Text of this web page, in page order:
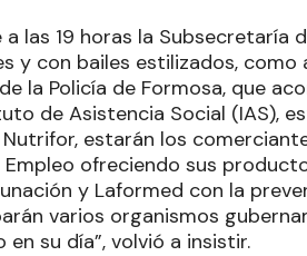
a las 19 horas la
y con bailes estilizados,
la Policía de Formosa, que
de Asistencia Social (IAS),
estarán los
ofreciendo sus
y Laformed con la
varios organismos
su día”, volvió a insistir.